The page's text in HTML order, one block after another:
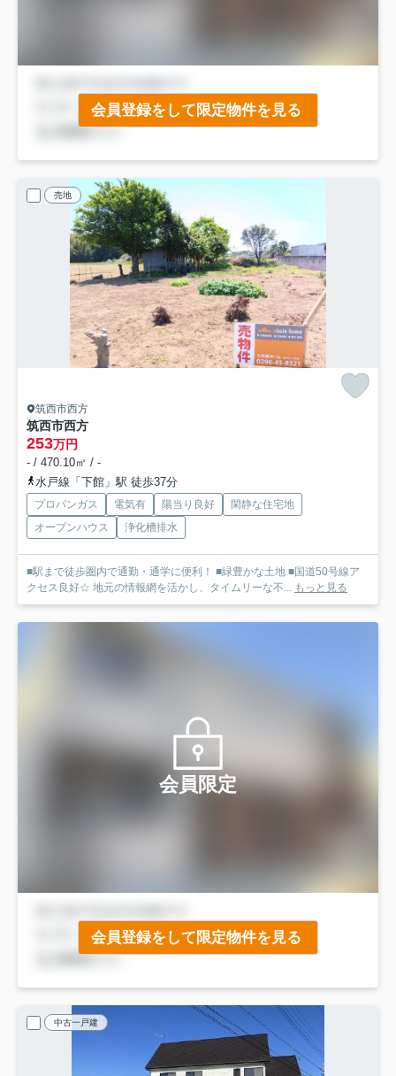
会員登録をして限定物件を見る
売地
筑西市西方
筑西市西方
253万円
- / 470.10㎡ / -
水戸線「下館」駅 徒歩37分
プロパンガス 電気有 陽当り良好
閑静な住宅地
オープンハウス
浄化槽排水
■駅まで徒歩圏内で通勤・通学に便利！ ■緑豊かな土地 ■国道50号線ア
クセス良好☆ 地元の情報網を活かし、タイムリーな不... もっと見る
会員限定
会員登録をして限定物件を見る
中古一戸建